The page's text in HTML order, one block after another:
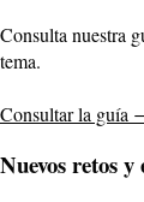
Consulta nuestra
tema.
Consultar la guía
Nuevos retos